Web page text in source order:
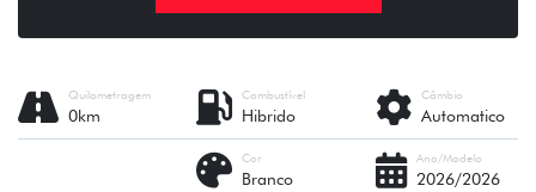
Câmbio
Automatico
Combustível
Hibrido
Quilometragem
0km
Ano/Modelo
2026/2026
Cor
Branco